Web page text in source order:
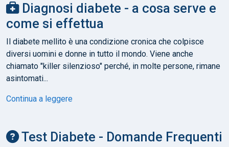
Diagnosi diabete - a cosa serve e
come si effettua
Il diabete mellito è una condizione cronica che colpisce
diversi uomini e donne in tutto il mondo. Viene anche
chiamato "killer silenzioso" perché, in molte persone, rimane
asintomati...
Continua a leggere
Test Diabete - Domande Frequenti